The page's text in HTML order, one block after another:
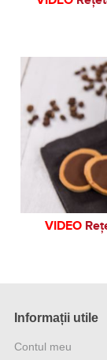
VIDEO
Informații utile
Contul meu